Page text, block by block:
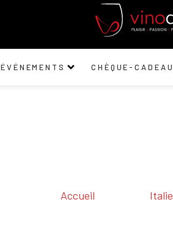
ÉVÉNEMENTS CHÈQUE-CADEAU
Accueil Italie